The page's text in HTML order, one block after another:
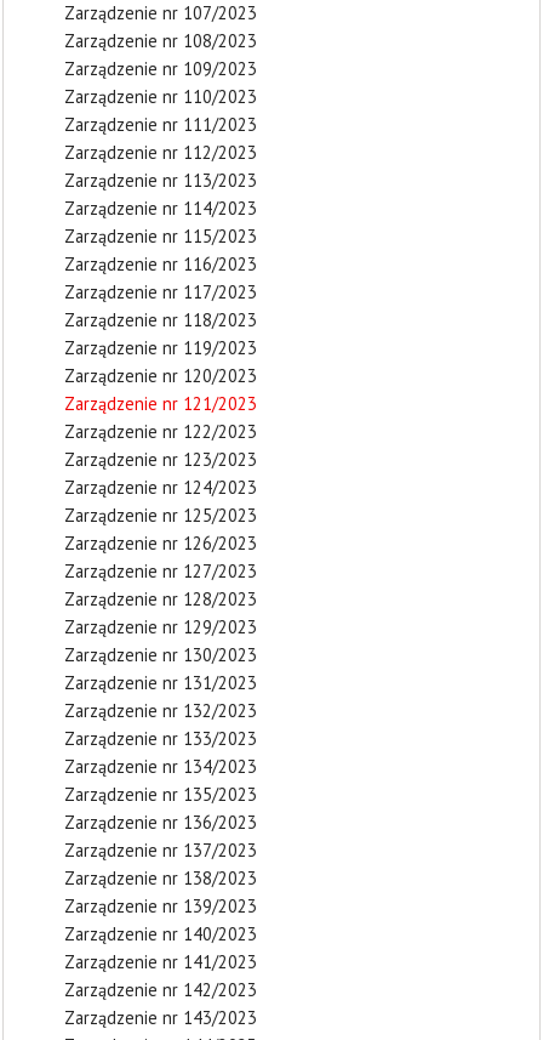
Zarządzenie nr 107/2023
Zarządzenie nr 108/2023
Zarządzenie nr 109/2023
Zarządzenie nr 110/2023
Zarządzenie nr 111/2023
Zarządzenie nr 112/2023
Zarządzenie nr 113/2023
Zarządzenie nr 114/2023
Zarządzenie nr 115/2023
Zarządzenie nr 116/2023
Zarządzenie nr 117/2023
Zarządzenie nr 118/2023
Zarządzenie nr 119/2023
Zarządzenie nr 120/2023
Zarządzenie nr 121/2023
Zarządzenie nr 122/2023
Zarządzenie nr 123/2023
Zarządzenie nr 124/2023
Zarządzenie nr 125/2023
Zarządzenie nr 126/2023
Zarządzenie nr 127/2023
Zarządzenie nr 128/2023
Zarządzenie nr 129/2023
Zarządzenie nr 130/2023
Zarządzenie nr 131/2023
Zarządzenie nr 132/2023
Zarządzenie nr 133/2023
Zarządzenie nr 134/2023
Zarządzenie nr 135/2023
Zarządzenie nr 136/2023
Zarządzenie nr 137/2023
Zarządzenie nr 138/2023
Zarządzenie nr 139/2023
Zarządzenie nr 140/2023
Zarządzenie nr 141/2023
Zarządzenie nr 142/2023
Zarządzenie nr 143/2023